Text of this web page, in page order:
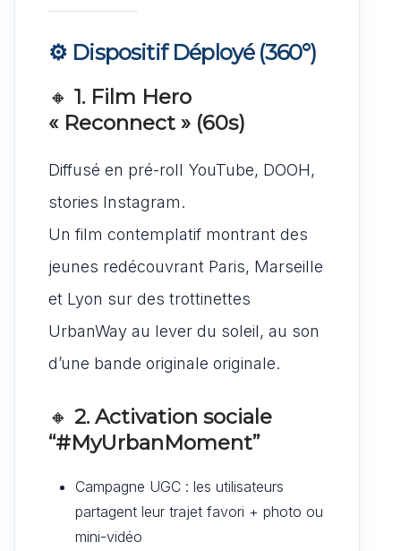
⚙️ Dispositif Déployé (360°)
🔸 1. Film Hero
« Reconnect » (60s)
Diffusé en pré-roll YouTube, DOOH,
stories Instagram.
Un film contemplatif montrant des
jeunes redécouvrant Paris, Marseille
et Lyon sur des trottinettes
UrbanWay au lever du soleil, au son
d’une bande originale originale.
🔸 2. Activation sociale
“#MyUrbanMoment”
Campagne UGC : les utilisateurs
partagent leur trajet favori + photo ou
mini-vidéo